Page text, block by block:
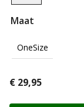
Maat
OneSize
€ 29,95